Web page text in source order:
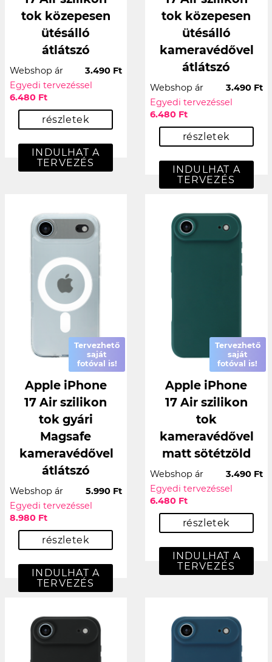
tok közepesen
ütésálló
átlátszó
Webshop ár
3.490 Ft
Egyedi tervezéssel
6.480 Ft
részletek
INDULHAT A
TERVEZÉS
tok közepesen
ütésálló
kameravédővel
átlátszó
Webshop ár
3.490 Ft
Egyedi tervezéssel
6.480 Ft
részletek
INDULHAT A
TERVEZÉS
Tervezhető
saját
fotóval is!
Apple iPhone
17 Air szilikon
tok gyári
Magsafe
kameravédővel
átlátszó
Webshop ár
5.990 Ft
Egyedi tervezéssel
8.980 Ft
részletek
INDULHAT A
TERVEZÉS
Tervezhető
saját
fotóval is!
Apple iPhone
17 Air szilikon
tok
kameravédővel
matt sötétzöld
Webshop ár
3.490 Ft
Egyedi tervezéssel
6.480 Ft
részletek
INDULHAT A
TERVEZÉS